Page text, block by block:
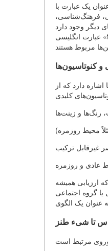
یک عبارت با
فرهنگ‌شناسی،
وجود دارد (مثلاً
عبارت انگلیسی «to be dressed like a Christmas tree»)، که به فراگیر بودن مدل‌های فرهنگی زیربنایی آن اشاره دارد که به
و کنوتاسیون‌ها
دارد که از
ارزیابی همیشه
گروه اجتماعی
تا شیء طنز